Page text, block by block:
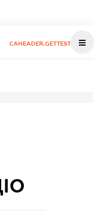
CAHEADER.GETTEST